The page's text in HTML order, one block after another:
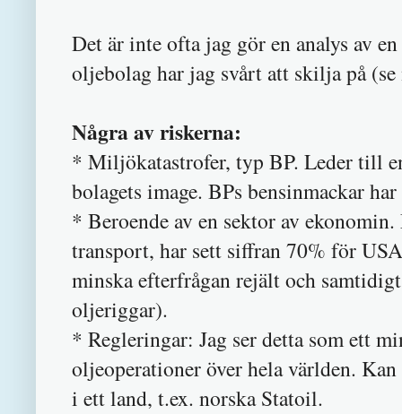
Det är inte ofta jag gör en analys av
oljebolag har jag svårt att skilja på (se
Några av riskerna:
* Miljökatastrofer, typ BP. Leder till
bolagets image. BPs bensinmackar
* Beroende av en sektor av
transport, har sett siffran 70% för
minska efterfrågan rejält och
oljeriggar).
* Regleringar: Jag ser detta som ett
oljeoperationer över hela världen.
i ett land, t.ex. norska Statoil.